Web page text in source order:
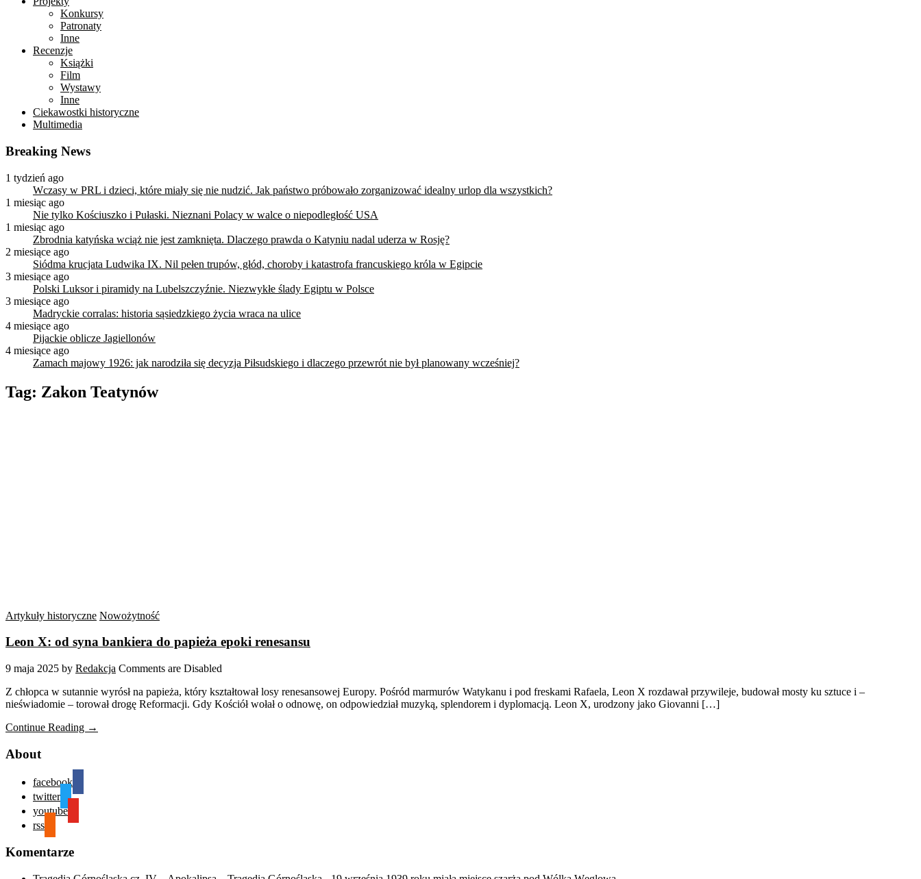
Konkursy
Patronaty
Inne
Recenzje
Książki
Film
Wystawy
Inne
Ciekawostki historyczne
Multimedia
Breaking News
1 tydzień ago
Wczasy w PRL i dzieci, które miały się nie nudzić. Jak państwo próbowało zorganizować idealny urlop dla wszystkich?
1 miesiąc ago
Nie tylko Kościuszko i Pułaski. Nieznani Polacy w walce o niepodległość USA
1 miesiąc ago
Zbrodnia katyńska wciąż nie jest zamknięta. Dlaczego prawda o Katyniu nadal uderza w Rosję?
2 miesiące ago
Siódma krucjata Ludwika IX. Nil pełen trupów, głód, choroby i katastrofa francuskiego króla w Egipcie
3 miesiące ago
Polski Luksor i piramidy na Lubelszczyźnie. Niezwykłe ślady Egiptu w Polsce
3 miesiące ago
Madryckie corralas: historia sąsiedzkiego życia wraca na ulice
4 miesiące ago
Pijackie oblicze Jagiellonów
4 miesiące ago
Zamach majowy 1926: jak narodziła się decyzja Piłsudskiego i dlaczego przewrót nie był planowany wcześniej?
Tag: Zakon Teatynów
Artykuły historyczne Nowożytność
Leon X: od syna bankiera do papieża epoki renesansu
9 maja 2025 by Redakcja Comments are Disabled
Z chłopca w sutannie wyrósł na papieża, który kształtował losy renesansowej Europy. Pośród marmurów Watykanu i pod freskami Rafaela, Leon X rozdawał przywileje, budował mosty ku sztuce i –
nieświadomie – torował drogę Reformacji. Gdy Kościół wołał o odnowę, on odpowiedział muzyką, splendorem i dyplomacją. Leon X, urodzony jako Giovanni […]
Continue Reading →
About
facebook
twitter
youtube
rss
Komentarze